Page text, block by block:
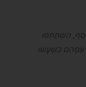
הִשְׁתַּתְּפוּ
עִמָּהֶם כְּשֶׁעָשׂוּ